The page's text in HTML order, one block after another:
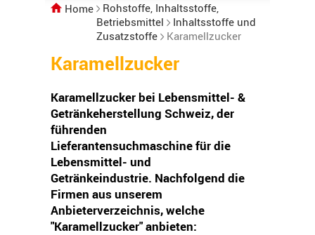
Home
Rohstoffe, Inhaltsstoffe,
Betriebsmittel
Inhaltsstoffe und
Zusatzstoffe Karamellzucker
Karamellzucker
Karamellzucker bei Lebensmittel- &
Getränkeherstellung Schweiz, der
führenden
Lieferantensuchmaschine für die
Lebensmittel- und
Getränkeindustrie. Nachfolgend die
Firmen aus unserem
Anbieterverzeichnis, welche
"Karamellzucker" anbieten: